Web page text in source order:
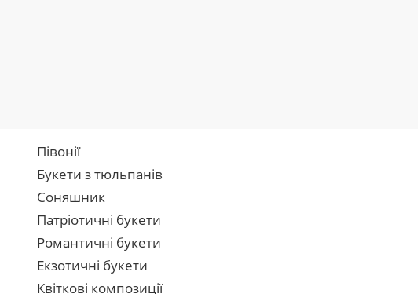
Півонії
Букети з тюльпанів
Соняшник
Патріотичні букети
Романтичні букети
Екзотичні букети
Квіткові композиції